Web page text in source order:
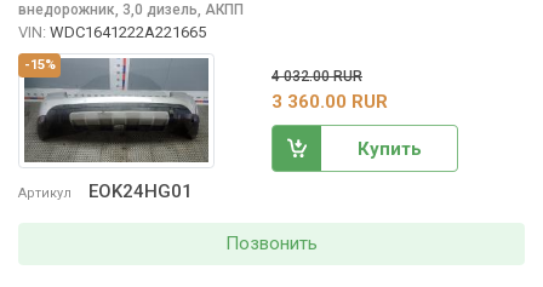
-15%
Артикул EOK24HG01
внедорожник, 3,0 дизель, АКПП
VIN: WDC1641222A221665
4 032.00 RUR
3 360.00 RUR
Купить
Позвонить